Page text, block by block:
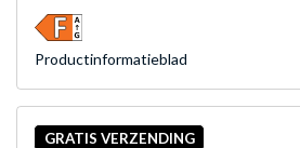
Product­informatieblad
GRATIS VERZENDING